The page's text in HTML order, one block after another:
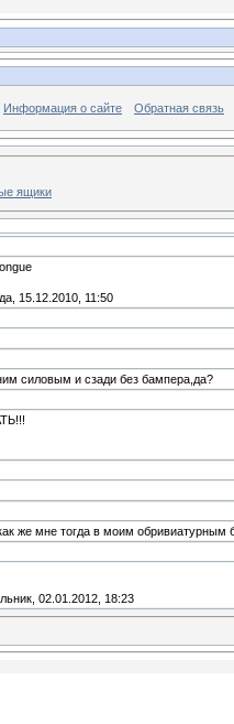
Информация о сайте Обратная связь
ящики
15.12.2010, 11:50
силовым и сзади без бампера,да?
же мне тогда в моим обривиатурным
02.01.2012, 18:23